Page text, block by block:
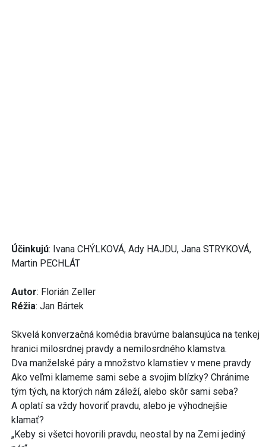
Účinkujú: Ivana CHÝLKOVÁ, Ady HAJDU, Jana STRYKOVÁ,
Martin PECHLÁT
Autor: Florián Zeller
Réžia: Jan Bártek
Skvelá konverzačná komédia bravúrne balansujúca na tenkej
hranici milosrdnej pravdy a nemilosrdného klamstva.
Dva manželské páry a množstvo klamstiev v mene pravdy
Ako veľmi klameme sami sebe a svojim blízky? Chránime
tým tých, na ktorých nám záleží, alebo skôr sami seba?
A oplatí sa vždy hovoriť pravdu, alebo je výhodnejšie
klamať?
„Keby si všetci hovorili pravdu, neostal by na Zemi jediný